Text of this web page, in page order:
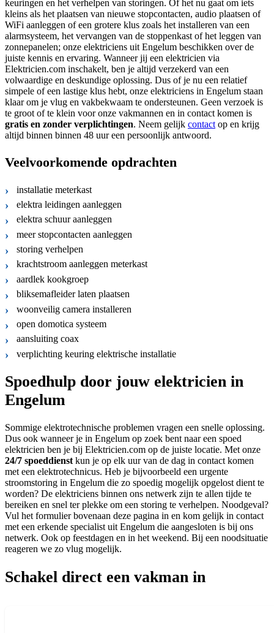
keuringen en het verhelpen van storingen. Of het nu gaat om iets
kleins als het plaatsen van nieuwe stopcontacten, audio plaatsen of
WiFi aanleggen of een grotere klus zoals het installeren van een
alarmsysteem, het vervangen van de stoppenkast of het leggen van
zonnepanelen; onze elektriciens uit Engelum beschikken over de
juiste kennis en ervaring. Wanneer jij een elektricien via
Elektricien.com inschakelt, ben je altijd verzekerd van een
volwaardige en deskundige oplossing. Dus of je nu een relatief
simpele of een lastige klus hebt, onze elektriciens in Engelum staan
klaar om je vlug en vakbekwaam te ondersteunen. Geen verzoek is
te groot of te klein voor onze vakmannen en in contact komen is
gratis en zonder verplichtingen. Neem gelijk contact op en krijg
altijd binnen binnen 48 uur een persoonlijk antwoord.
Veelvoorkomende opdrachten
installatie meterkast
elektra leidingen aanleggen
elektra schuur aanleggen
meer stopcontacten aanleggen
storing verhelpen
krachtstroom aanleggen meterkast
aardlek kookgroep
bliksemafleider laten plaatsen
woonveilig camera installeren
open domotica systeem
aansluiting coax
verplichting keuring elektrische installatie
Spoedhulp door jouw elektricien in
Engelum
Sommige elektrotechnische problemen vragen een snelle oplossing.
Dus ook wanneer je in Engelum op zoek bent naar een spoed
elektricien ben je bij Elektricien.com op de juiste locatie. Met onze
24/7 spoeddienst kun je op elk uur van de dag in contact komen
met een elektrotechnicus. Heb je bijvoorbeeld een urgente
stroomstoring in Engelum die zo spoedig mogelijk opgelost dient te
worden? De elektriciens binnen ons netwerk zijn te allen tijde te
bereiken en snel ter plekke om een storing te verhelpen. Noodgeval?
Vul het formulier bovenaan deze pagina in en kom gelijk in contact
met een erkende specialist uit Engelum die aangesloten is bij ons
netwerk. Ook op feestdagen en in het weekend. Bij een noodsituatie
reageren we zo vlug mogelijk.
Schakel direct een vakman in